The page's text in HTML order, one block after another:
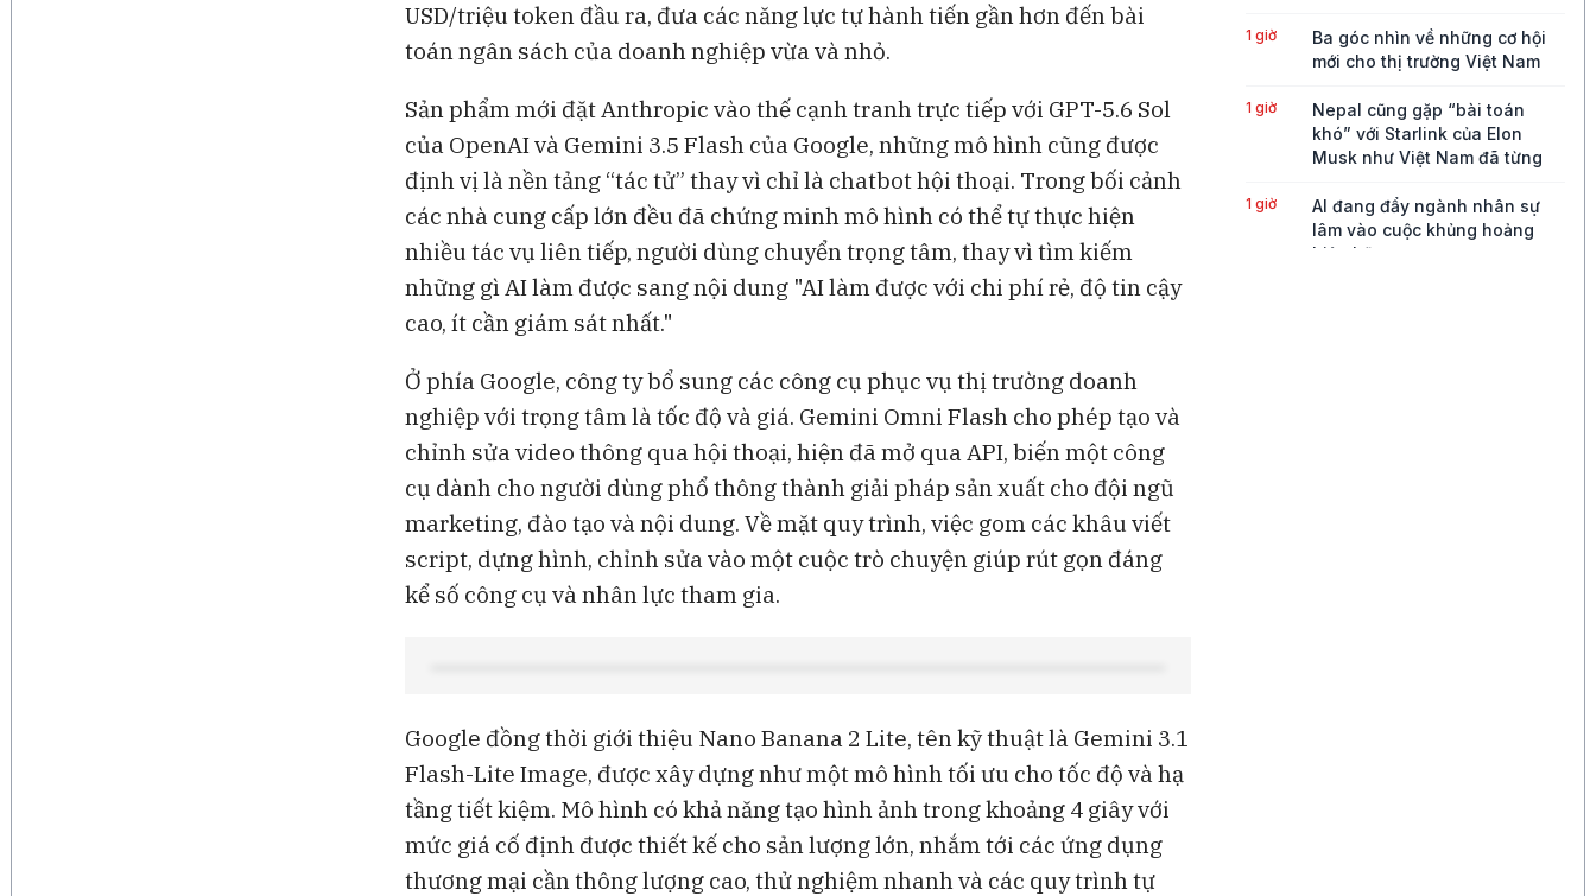
USD/triệu token đầu ra, đưa các năng lực tự hành tiến gần hơn đến bài
toán ngân sách của doanh nghiệp vừa và nhỏ.
Sản phẩm mới đặt Anthropic vào thế cạnh tranh trực tiếp với GPT-5.6 Sol
của OpenAI và Gemini 3.5 Flash của Google, những mô hình cũng được
định vị là nền tảng “tác tử” thay vì chỉ là chatbot hội thoại. Trong bối cảnh
các nhà cung cấp lớn đều đã chứng minh mô hình có thể tự thực hiện
nhiều tác vụ liên tiếp, người dùng chuyển trọng tâm, thay vì tìm kiếm
những gì AI làm được sang nội dung "AI làm được với chi phí rẻ, độ tin cậy
cao, ít cần giám sát nhất."
Ở phía Google, công ty bổ sung các công cụ phục vụ thị trường doanh
nghiệp với trọng tâm là tốc độ và giá. Gemini Omni Flash cho phép tạo và
chỉnh sửa video thông qua hội thoại, hiện đã mở qua API, biến một công
cụ dành cho người dùng phổ thông thành giải pháp sản xuất cho đội ngũ
marketing, đào tạo và nội dung. Về mặt quy trình, việc gom các khâu viết
script, dựng hình, chỉnh sửa vào một cuộc trò chuyện giúp rút gọn đáng
kể số công cụ và nhân lực tham gia.
Google đồng thời giới thiệu Nano Banana 2 Lite, tên kỹ thuật là Gemini 3.1
Flash-Lite Image, được xây dựng như một mô hình tối ưu cho tốc độ và hạ
tầng tiết kiệm. Mô hình có khả năng tạo hình ảnh trong khoảng 4 giây với
mức giá cố định được thiết kế cho sản lượng lớn, nhắm tới các ứng dụng
thương mại cần thông lượng cao, thử nghiệm nhanh và các quy trình tự
1 giờ
Ba góc nhìn về những cơ hội
mới cho thị trường Việt Nam
1 giờ
Nepal cũng gặp “bài toán
khó” với Starlink của Elon
Musk như Việt Nam đã từng
1 giờ
AI đang đẩy ngành nhân sự
lâm vào cuộc khủng hoảng
hiện hữu